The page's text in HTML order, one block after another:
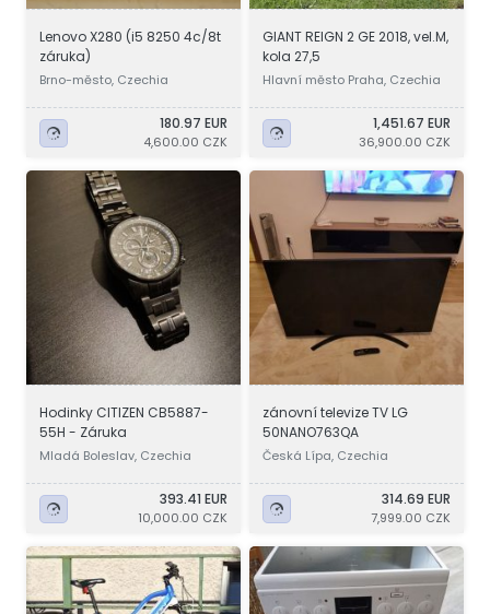
Lenovo X280 (i5 8250 4c/8t
záruka)
Brno-město, Czechia
180.97 EUR
4,600.00 CZK
GIANT REIGN 2 GE 2018, vel.M,
kola 27,5
Hlavní město Praha, Czechia
1,451.67 EUR
36,900.00 CZK
Hodinky CITIZEN CB5887-
55H - Záruka
Mladá Boleslav, Czechia
393.41 EUR
10,000.00 CZK
zánovní televize TV LG
50NANO763QA
Česká Lípa, Czechia
314.69 EUR
7,999.00 CZK